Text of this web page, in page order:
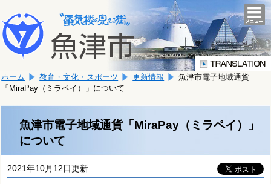
文
へ
移
ま
こ
か
文
で
す。
ホーム 教育・文化・スポーツ 更新情報
魚津市電子地域通貨
「MiraPay（ミラペイ）」について
魚津市電子地域通貨「MiraPay（ミラペイ）」
について
2021年10月12日更新